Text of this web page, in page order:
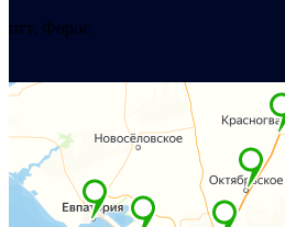
пгт. Форос